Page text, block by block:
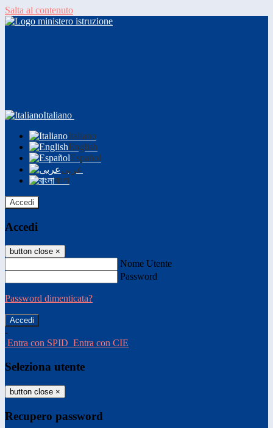
Salta al contenuto
Italiano
Italiano
English
Español
عربى
বাংলা
Accedi
Accedi
button close ×
Nome Utente
Password
Password dimenticata?
-
Entra con SPID Entra con CIE
Seleziona utente
button close ×
Recupero password